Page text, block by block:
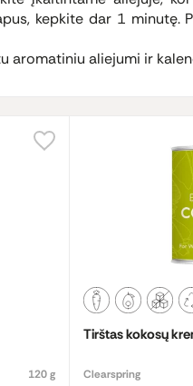
kepkite dar 1 minutę.
aromatiniu aliejumi ir
120 g
Tirštas kokosų
Clearspring